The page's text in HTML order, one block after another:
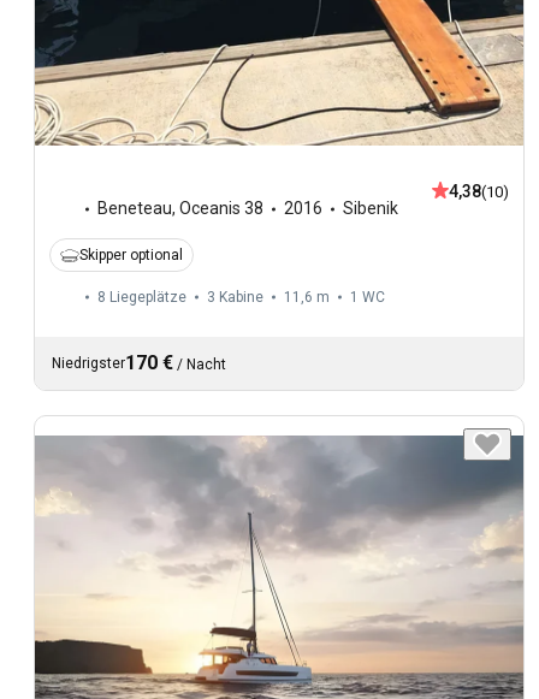
Beneteau, Oceanis 38 2016 Sibenik
4,38(10)
Skipper optional
8 Liegeplätze 3 Kabine 11,6 m 1 WC
Niedrigster170 € / Nacht